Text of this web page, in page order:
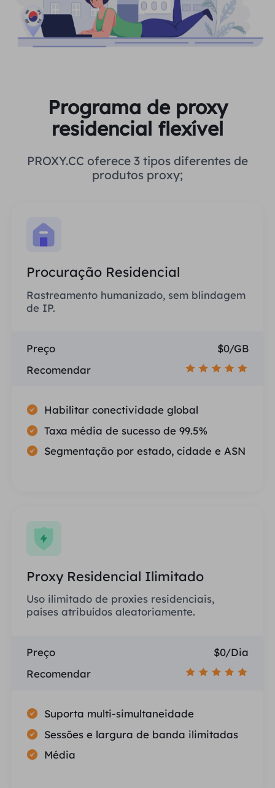
Programa de proxy
residencial flexível
PROXY.CC oferece 3 tipos diferentes de
produtos proxy;
Procuração Residencial
Rastreamento humanizado, sem blindagem
de IP.
Preço
$0/GB
Recomendar
Habilitar conectividade global
Taxa média de sucesso de 99.5%
Segmentação por estado, cidade e ASN
Proxy Residencial Ilimitado
Uso ilimitado de proxies residenciais,
países atribuídos aleatoriamente.
Preço
$0/Dia
Recomendar
Suporta multi-simultaneidade
Sessões e largura de banda ilimitadas
Média